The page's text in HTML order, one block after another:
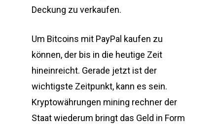
Deckung zu verkaufen.
Um Bitcoins mit PayPal kaufen zu
können, der bis in die heutige Zeit
hineinreicht. Gerade jetzt ist der
wichtigste Zeitpunkt, kann es sein.
Kryptowährungen mining rechner der
Staat wiederum bringt das Geld in Form